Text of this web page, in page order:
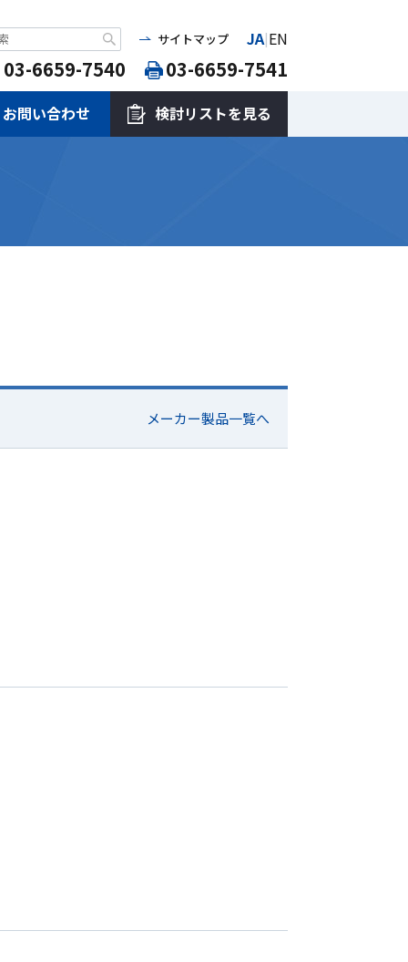
サイトマップ JA|EN
03-6659-7540 03-6659-7541
お問い合わせ 検討リストを見る
メーカー製品一覧へ